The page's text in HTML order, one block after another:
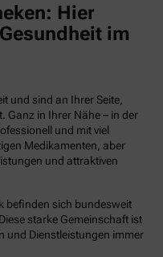
Hier
im
und sind an Ihrer Seite,
Ganz in Ihrer Nähe – in der
und mit viel
Medikamenten, aber
und attraktiven
befinden sich bundesweit
starke Gemeinschaft ist
und Dienstleistungen immer